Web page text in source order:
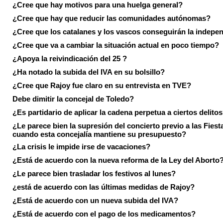
¿Cree que hay motivos para una huelga general?
¿Cree que hay que reducir las comunidades autónomas?
¿Cree que los catalanes y los vascos conseguirán la
¿Cree que va a cambiar la situación actual en poco tiempo?
¿Apoya la reivindicación del 25 ?
¿Ha notado la subida del IVA en su bolsillo?
¿Cree que Rajoy fue claro en su entrevista en TVE?
Debe dimitir la concejal de Toledo?
¿Es partidario de aplicar la cadena perpetua a ciertos
¿Le parece bien la supresión del concierto previo a las
cuando esta concejalía mantiene su presupuesto?
¿La crisis le impide irse de vacaciones?
¿Está de acuerdo con la nueva reforma de la Ley del
¿Le parece bien trasladar los festivos al lunes?
¿está de acuerdo con las últimas medidas de Rajoy?
¿Está de acuerdo con un nueva subida del IVA?
¿Está de acuerdo con el pago de los medicamentos?